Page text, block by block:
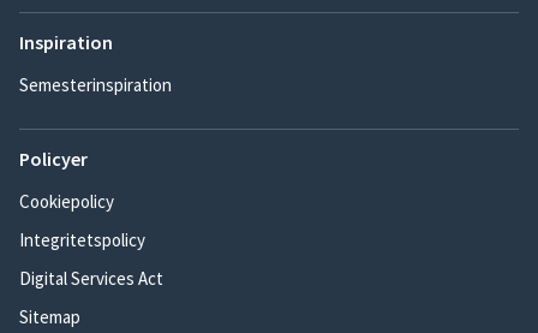
Inspiration
Semesterinspiration
Policyer
Cookiepolicy
Integritetspolicy
Digital Services Act
Sitemap